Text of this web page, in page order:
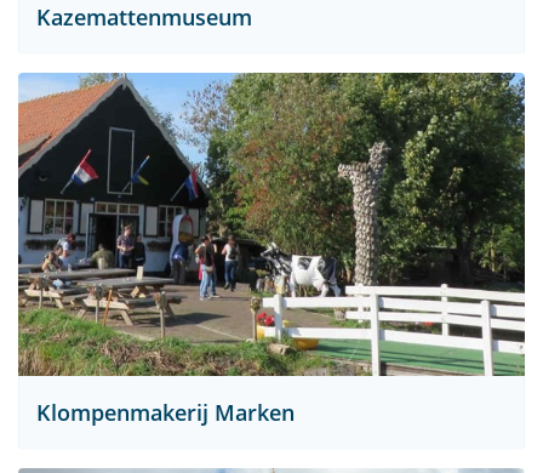
Kazemattenmuseum
Klompenmakerij Marken